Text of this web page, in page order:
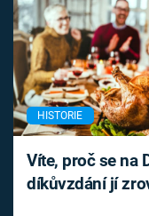
HISTORIE
Víte, proč se na
díkůvzdání jí